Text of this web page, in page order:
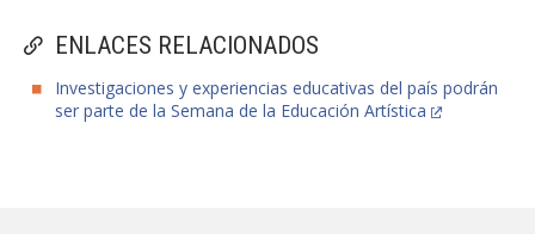
ENLACES RELACIONADOS
Investigaciones y experiencias educativas del país podrán
ser parte de la Semana de la Educación Artística